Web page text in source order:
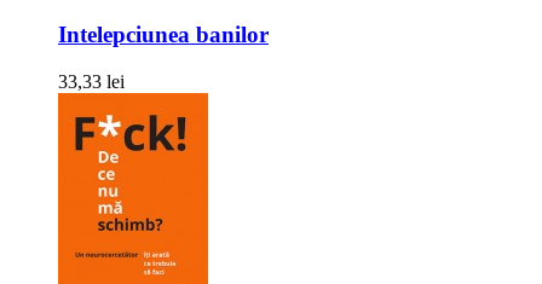
Intelepciunea banilor
33,33 lei